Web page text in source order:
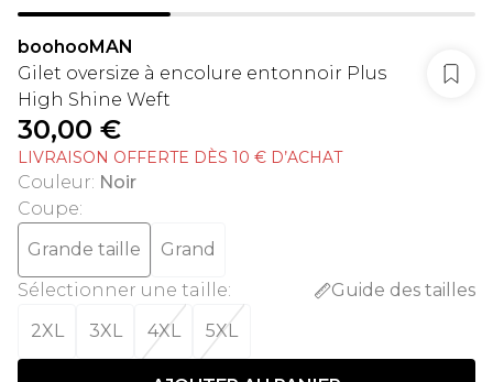
boohooMAN
Gilet oversize à encolure entonnoir Plus
High Shine Weft
30,00 €
LIVRAISON OFFERTE DÈS 10 € D’ACHAT
Couleur: Noir
Coupe:
Grande taille
Grand
Sélectionner une taille:
Guide des tailles
2XL
3XL 4XL 5XL